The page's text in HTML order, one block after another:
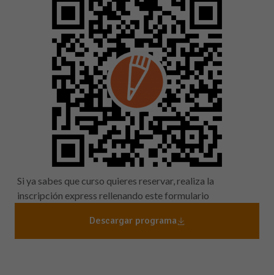
Si ya sabes que curso quieres reservar, realiza la
inscripción express rellenando este formulario
Descargar programa